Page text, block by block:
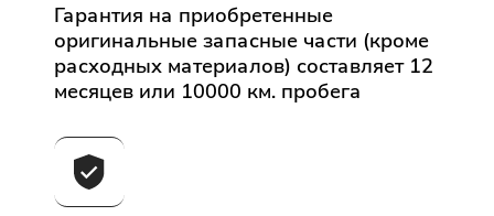
Гарантия на приобретенные
оригинальные запасные части (кроме
расходных материалов) составляет 12
месяцев или 10000 км. пробега